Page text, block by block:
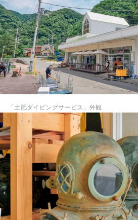
「土肥ダイビングサービス」外観